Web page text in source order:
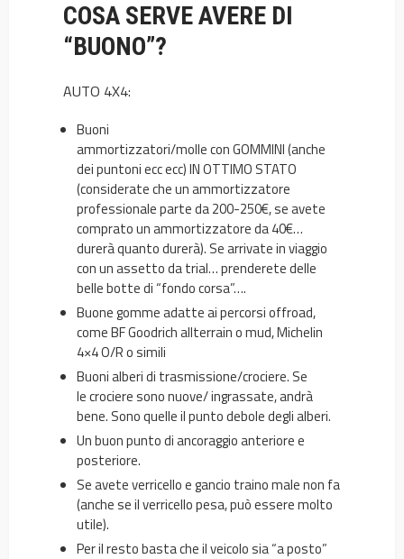
COSA SERVE AVERE DI
“BUONO”?
AUTO 4X4:
Buoni
ammortizzatori/molleconGOMMINI(anche
dei puntoni ecc ecc) IN OTTIMO STATO
(considerate che un ammortizzatore
professionale parte da 200-250€, se avete
comprato un ammortizzatore da 40€…
durerà quanto durerà). Se arrivate in viaggio
con un assetto da trial… prenderete delle
belle botte di “fondo corsa”….
Buone gommeadatte ai percorsi offroad,
come BF Goodrich allterrain o mud, Michelin
4×4 O/R o simili
Buoni alberidi trasmissione/crociere. Se
lecrociere sono nuove/ ingrassate, andrà
bene. Sono quelle il punto debole degli alberi.
Un buon punto di ancoraggio anteriore e
posteriore.
Se avete verricello e gancio traino male non fa
(anche se il verricello pesa, può essere molto
utile).
Per il resto basta che il veicolo sia “a posto”